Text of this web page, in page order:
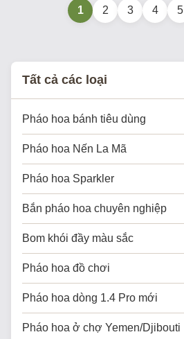
festivals, New Year's events,
city celebrations, and
1 2 3 4 5
Tất cả các loại
Pháo hoa bánh tiêu dùng
Pháo hoa Nến La Mã
Pháo hoa Sparkler
Bắn pháo hoa chuyên nghiệp
Bom khói đầy màu sắc
Pháo hoa đồ chơi
Pháo hoa dòng 1.4 Pro mới
Pháo hoa ở chợ Yemen/Djibouti